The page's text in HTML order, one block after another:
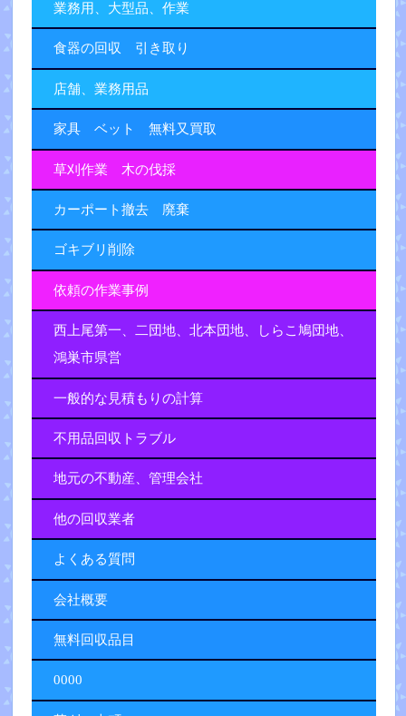
業務用、大型品、作業
食器の回収 引き取り
店舗、業務用品
家具 ベット 無料又買取
草刈作業 木の伐採
カーポート撤去 廃棄
ゴキブリ削除
依頼の作業事例
西上尾第一、二団地、北本団地、しらこ鳩団地、
鴻巣市県営
一般的な見積もりの計算
不用品回収トラブル
地元の不動産、管理会社
他の回収業者
よくある質問
会社概要
無料回収品目
0000